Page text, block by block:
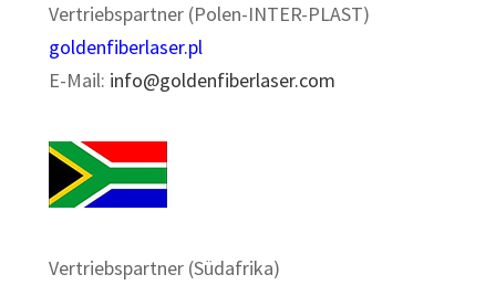
Vertriebspartner (Polen-INTER-PLAST)
goldenfiberlaser.pl
E-Mail: info@goldenfiberlaser.com
Vertriebspartner (Südafrika)